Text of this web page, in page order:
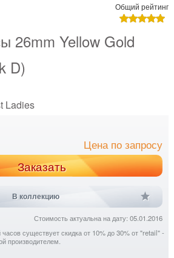
Общий рейтинг
26mm Yellow Gold
D)
Ladies
Цена по запросу
Заказать
В коллекцию
Стоимость актуальна на дату: 05.01.2016
существует скидка от 10% до 30% от "retail" -
производителем.